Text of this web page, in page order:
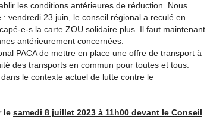
les conditions antérieures de réduction. Nous
vendredi 23 juin, le conseil régional a reculé en
e-s la carte ZOU solidaire plus. Il faut maintenant
antérieurement concernées.
PACA de mettre en place une offre de transport à
des transports en commun pour toutes et tous.
le contexte actuel de lutte contre le
le samedi 8 juillet 2023 à 11h00 devant le Conseil